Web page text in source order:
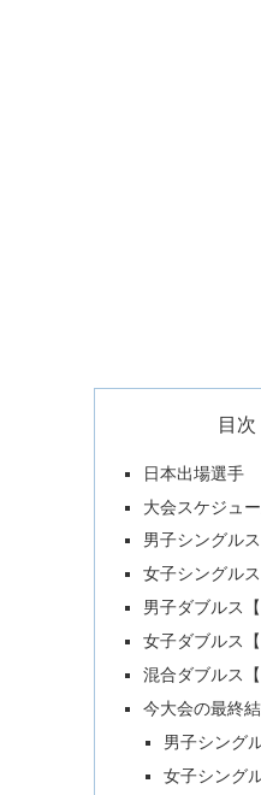
目次
日本出場選手
大会スケジュ
男子シングル
女子シングル
男子ダブルス
女子ダブルス
混合ダブルス
今大会の最終
男子シング
女子シング